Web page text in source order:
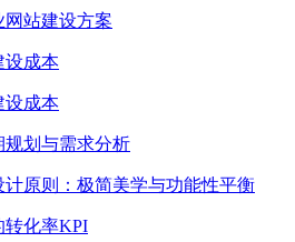
站建设方案
设成本
设成本
规划与需求分析
计原则：极简美学与功能性平衡
转化率KPI